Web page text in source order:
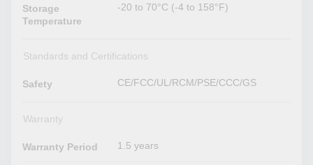
Storage
Temperature
-20 to 70°C (-4 to 158°F)
Standards and Certifications
Safety CE/FCC/UL/RCM/PSE/CCC/GS
Warranty
Warranty Period 1.5 years